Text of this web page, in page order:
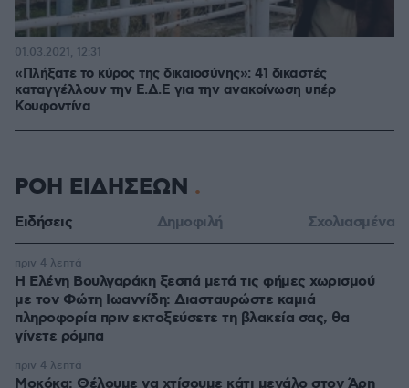
«Πλήξατε το κύρος της δικαιοσύνης»: 41 δικαστές
καταγγέλλουν την Ε.Δ.Ε για την ανακοίνωση υπέρ
Κουφοντίνα
01.03.2021, 12:31
ΡΟΗ ΕΙΔΗΣΕΩΝ
Ειδήσεις Δημοφιλή Σχολιασμένα
Η Ελένη Βουλγαράκη ξεσπά μετά τις φήμες χωρισμού
με τον Φώτη Ιωαννίδη: Διασταυρώστε καμιά
πληροφορία πριν εκτοξεύσετε τη βλακεία σας, θα
γίνετε ρόμπα
πριν 4 λεπτά
Μοκόκα: Θέλουμε να χτίσουμε κάτι μεγάλο στον Άρη
πριν 4 λεπτά